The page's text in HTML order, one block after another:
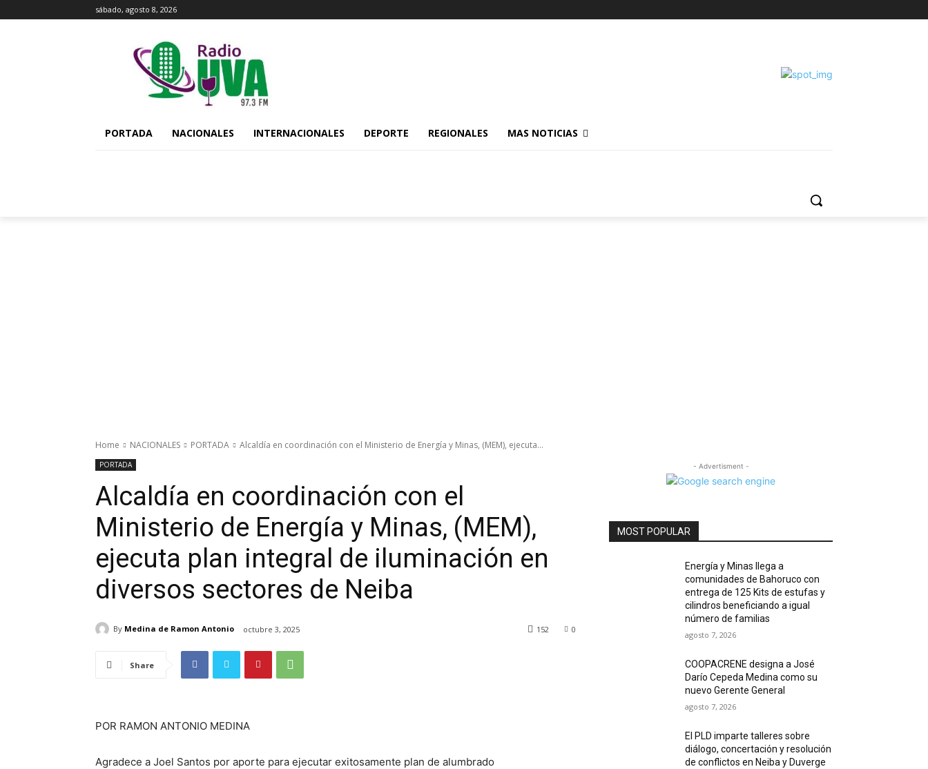
sábado, agosto 8, 2026
PORTADA NACIONALES INTERNACIONALES DEPORTE REGIONALES MAS NOTICIAS
Home NACIONALES PORTADA Alcaldía en coordinación con el Ministerio de Energía y Minas, (MEM), ejecuta...
PORTADA
Alcaldía en coordinación con el
Ministerio de Energía y Minas, (MEM),
ejecuta plan integral de iluminación en
diversos sectores de Neiba
By Medina de Ramon Antonio octubre 3, 2025 0
152
Share
POR RAMON ANTONIO MEDINA
Agradece a Joel Santos por aporte para ejecutar exitosamente plan de alumbrado
- Advertisment -
MOST POPULAR
Energía y Minas llega a
comunidades de Bahoruco con
entrega de 125 Kits de estufas y
cilindros beneficiando a igual
número de familias
agosto 7, 2026
COOPACRENE designa a José
Darío Cepeda Medina como su
nuevo Gerente General
agosto 7, 2026
El PLD imparte talleres sobre
diálogo, concertación y resolución
de conflictos en Neiba y Duverge